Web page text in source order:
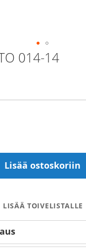
014-14
Lisää ostoskoriin
LISÄÄ TOIVELISTALLE